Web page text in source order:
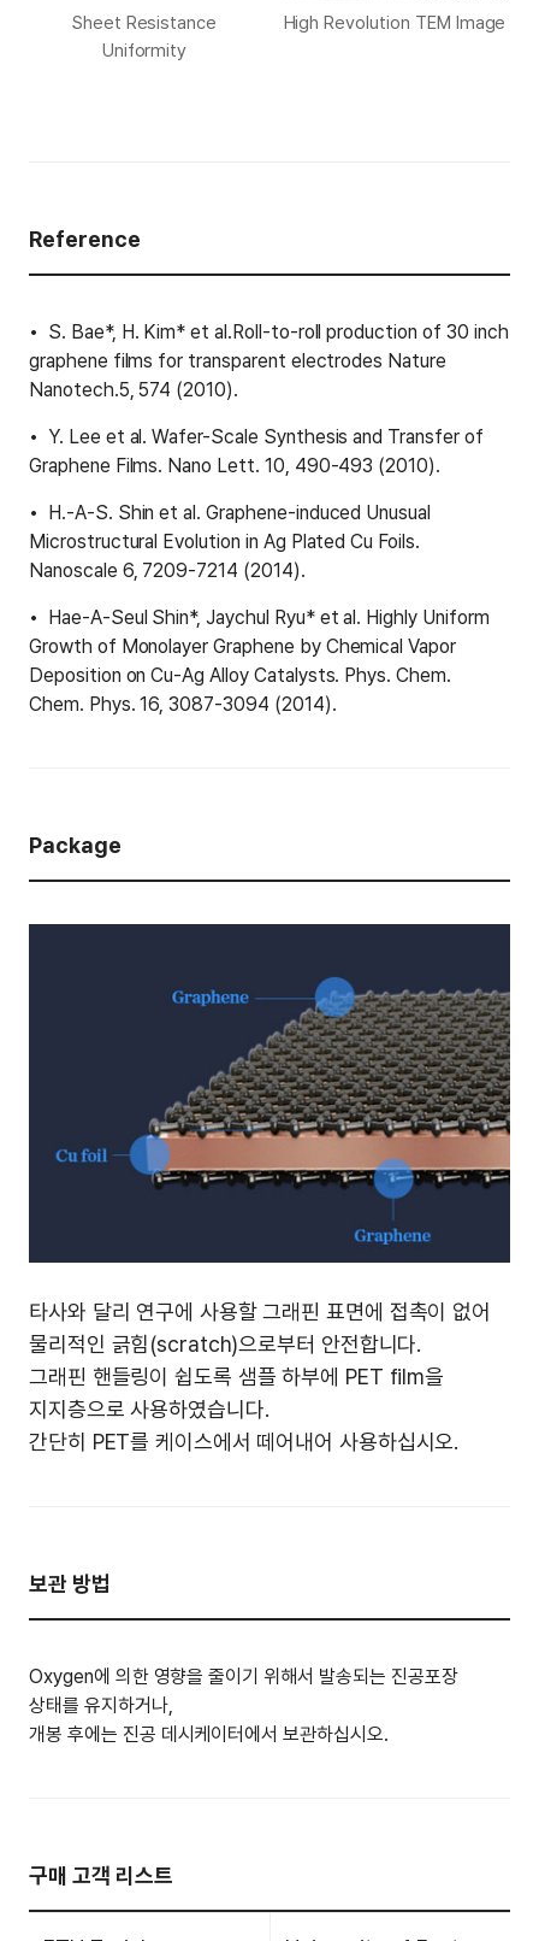
Sheet Resistance
Uniformity
High Revolution TEM Image
Reference
S. Bae*, H. Kim* et al.Roll-to-roll production of 30 inch
graphene films for transparent electrodes Nature
Nanotech.5, 574 (2010).
Y. Lee et al. Wafer-Scale Synthesis and Transfer of
Graphene Films. Nano Lett. 10, 490-493 (2010).
H.-A-S. Shin et al. Graphene-induced Unusual
Microstructural Evolution in Ag Plated Cu Foils.
Nanoscale 6, 7209-7214 (2014).
Hae-A-Seul Shin*, Jaychul Ryu* et al. Highly Uniform
Growth of Monolayer Graphene by Chemical Vapor
Deposition on Cu-Ag Alloy Catalysts. Phys. Chem.
Chem. Phys. 16, 3087-3094 (2014).
Package
타사와 달리 연구에 사용할 그래핀 표면에 접촉이 없어
물리적인 긁힘(scratch)으로부터 안전합니다.
그래핀 핸들링이 쉽도록 샘플 하부에 PET film을
지지층으로 사용하였습니다.
간단히 PET를 케이스에서 떼어내어 사용하십시오.
보관 방법
Oxygen에 의한 영향을 줄이기 위해서 발송되는 진공포장
상태를 유지하거나,
개봉 후에는 진공 데시케이터에서 보관하십시오.
구매 고객 리스트